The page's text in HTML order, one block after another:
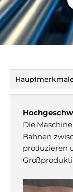
Hauptmerkmale
Die
Bahnen
produzieren